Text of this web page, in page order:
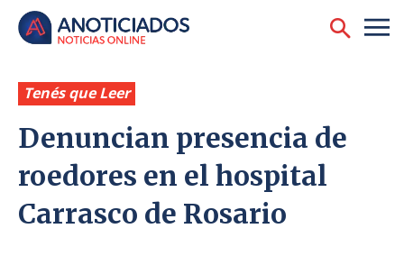
Tenés que Leer
Denuncian presencia de
roedores en el hospital
Carrasco de Rosario